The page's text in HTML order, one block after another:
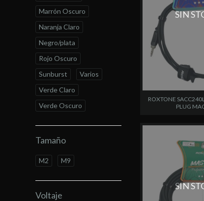
Marrón Oscuro
Naranja Claro
Negro/plata
Rojo Oscuro
Sunburst
Varios
Verde Claro
Verde Oscuro
Tamaño
M2 M9
Voltaje
SIN
ROXTONE
PLUG
SIN